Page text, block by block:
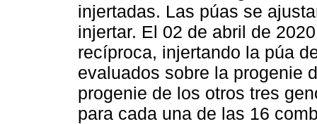
injertadas. Las púas se
injertar. El 02 de abril de
recíproca, injertando la púa
evaluados sobre la progenie
progenie de los otros tres
para cada una de las 16